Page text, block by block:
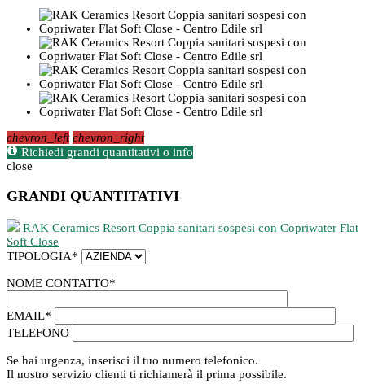
chevron_left chevron_right
Richiedi grandi quantitativi o info
close
GRANDI QUANTITATIVI
RAK Ceramics Resort Coppia sanitari sospesi con Copriwater Flat
Soft Close
TIPOLOGIA*
NOME CONTATTO*
EMAIL*
TELEFONO
Se hai urgenza, inserisci il tuo numero telefonico.
Il nostro servizio clienti ti richiamerà il prima possibile.